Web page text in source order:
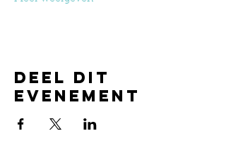
Deel dit
evenement